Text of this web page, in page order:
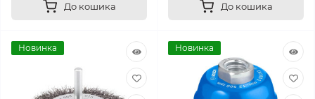
До кошика До кошика
Новинка Новинка